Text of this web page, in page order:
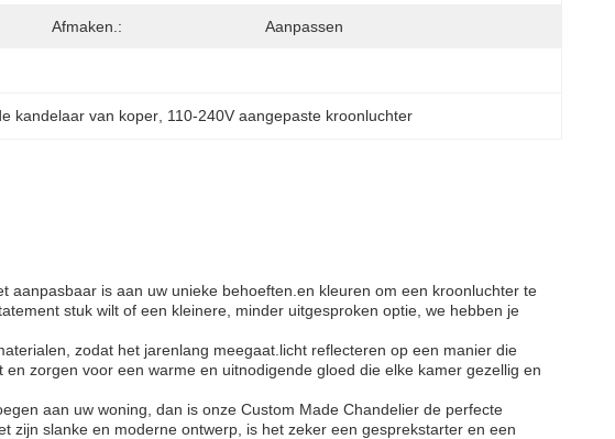
Afmaken.: Aanpassen
kandelaar van koper 110-240V aangepaste kroonluchter
is aan uw unieke behoeften.en kleuren om een kroonluchter te
stuk wilt of een kleinere, minder uitgesproken optie, we hebben je
zodat het jarenlang meegaat.licht reflecteren op een manier die
zorgen voor een warme en uitnodigende gloed die elke kamer gezellig en
aan uw woning, dan is onze Custom Made Chandelier de perfecte
zijn slanke en moderne ontwerp, is het zeker een gesprekstarter en een